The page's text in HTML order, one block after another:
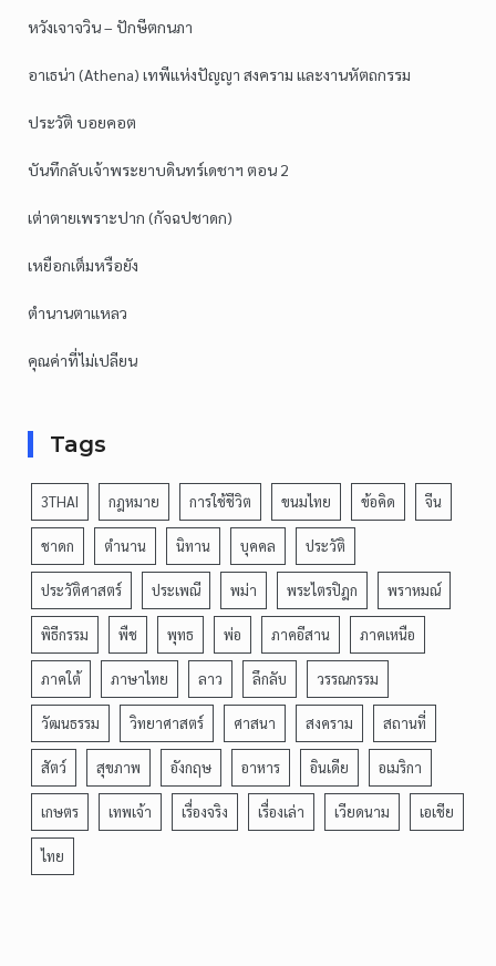
หวังเจาจวิน – ปักษีตกนภา
อาเธน่า (Athena) เทพีแห่งปัญญา สงคราม และงานหัตถกรรม
ประวัติ บอยคอต
บันทึกลับเจ้าพระยาบดินทร์เดชาฯ ตอน 2
เต่าตายเพราะปาก (กัจฉปชาดก)
เหยือกเต็มหรือยัง
ตำนานตาแหลว
คุณค่าที่ไม่เปลียน
Tags
3THAI กฎหมาย การใช้ชีวิต ขนมไทย ข้อคิด จีน
ชาดก ตำนาน นิทาน บุคคล ประวัติ
ประวัติศาสตร์ ประเพณี พม่า พระไตรปิฎก พราหมณ์
พิธีกรรม พืช พุทธ พ่อ ภาคอีสาน ภาคเหนือ
ภาคใต้ ภาษาไทย ลาว ลึกลับ วรรณกรรม
วัฒนธรรม วิทยาศาสตร์ ศาสนา สงคราม สถานที่
สัตว์ สุขภาพ อังกฤษ อาหาร อินเดีย อเมริกา
เกษตร เทพเจ้า เรื่องจริง เรื่องเล่า เวียดนาม เอเชีย
ไทย